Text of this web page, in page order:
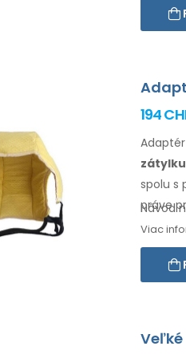
194
zátylku
spolu s
práve
Návod
Viac